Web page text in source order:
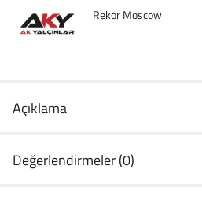
Rekor Moscow
Açıklama
Değerlendirmeler (0)